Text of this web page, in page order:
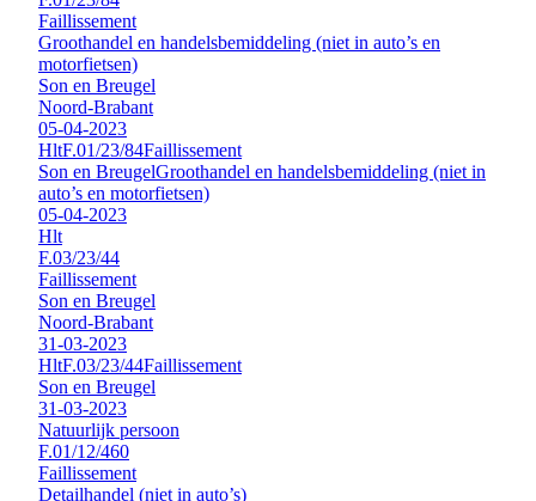
Faillissement
Groothandel en handelsbemiddeling (niet in auto’s en
motorfietsen)
Son en Breugel
Noord-Brabant
05-04-2023
HltF.01/23/84Faillissement
Son en BreugelGroothandel en handelsbemiddeling (niet in
auto’s en motorfietsen)
05-04-2023
Hlt
F.03/23/44
Faillissement
Son en Breugel
Noord-Brabant
31-03-2023
HltF.03/23/44Faillissement
Son en Breugel
31-03-2023
Natuurlijk persoon
F.01/12/460
Faillissement
Detailhandel (niet in auto’s)